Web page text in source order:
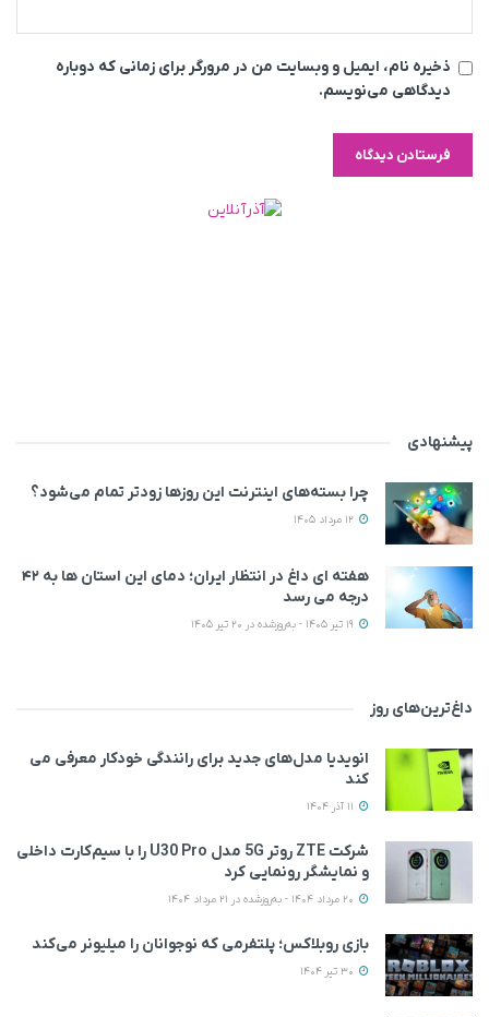
ذخیره نام، ایمیل و وبسایت من در مرورگر برای زمانی که دوباره
دیدگاهی می‌نویسم.
پیشنهادی
چرا بسته‌های اینترنت این روزها زودتر تمام می‌شود؟
هفته ای داغ در انتظار ایران؛ دمای این استان ها به ۴۲
درجه می رسد
داغ‌ترین‌های روز
انویدیا مدل‌های جدید برای رانندگی خودکار معرفی می
کند
شرکت ZTE روتر 5G مدل U30 Pro را با سیم‌کارت داخلی
و نمایشگر رونمایی کرد
بازی روبلاکس؛ پلتفرمی که نوجوانان را میلیونر می‌کند